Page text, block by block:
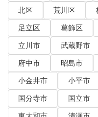
北区
荒川区
足立区
葛飾区
立川市
武蔵野市
府中市
昭島市
小金井市
小平市
国分寺市
国立市